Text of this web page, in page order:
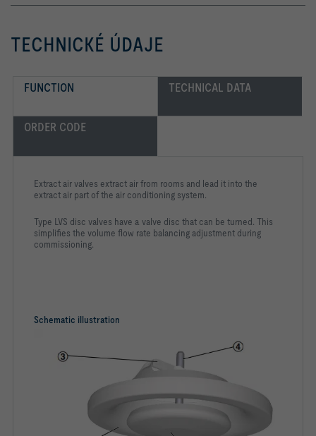
TECHNICKÉ ÚDAJE
FUNCTION TECHNICAL DATA
ORDER CODE
Schematic illustration
Extract air valves extract air from rooms and lead it into the
extract air part of the air conditioning system.
Type LVS disc valves have a valve disc that can be turned. This
simplifies the volume flow rate balancing adjustment during
commissioning.